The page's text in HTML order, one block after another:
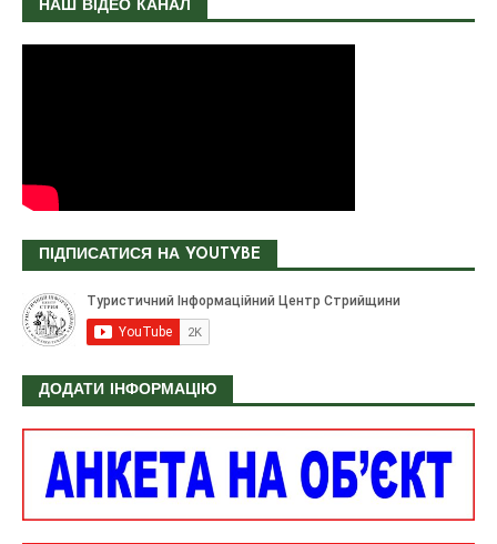
НАШ ВІДЕО КАНАЛ
ПІДПИСАТИСЯ НА YOUTYBE
ДОДАТИ ІНФОРМАЦІЮ